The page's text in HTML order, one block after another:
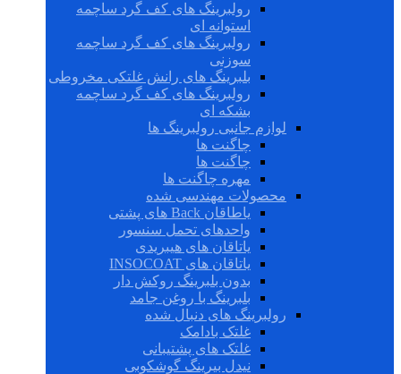
رولبرینگ های کف گرد ساچمه
استوانه ای
رولبرینگ های کف گرد ساچمه
سوزنی
بلبرینگ های رانش غلتکی مخروطی
رولبرینگ های کف گرد ساچمه
بشکه ای
لوازم جانبی رولبرینگ ها
چاگنت ها
چاگنت ها
مهره چاگنت ها
محصولات مهندسی شده
یاطاقان Back های پشتی
واحدهای تحمل سنسور
یاتاقان های هیبریدی
یاتاقان های INSOCOAT
بدون بلبرینگ روکش دار
بلبرینگ با روغن جامد
رولبرینگ های دنبال شده
غلتک بادامک
غلتک های پشتیبانی
نیدل بیرینگ گوشکوبی